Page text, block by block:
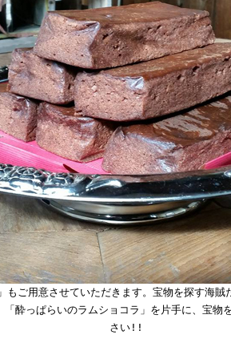
もご用意させていただきます。宝物を探す海賊
酔っぱらいのラムショコラ」を片手に、宝物
さい!!